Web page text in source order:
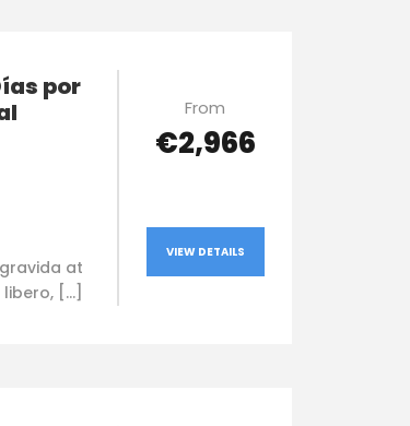
por
at
[…]
From
€2,966
VIEW DETAILS